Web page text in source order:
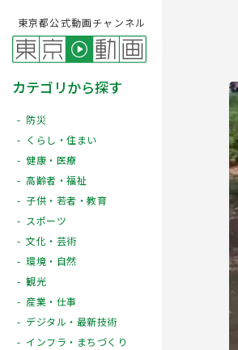
東京都公式動画チャンネル
カテゴリから探す
防災
くらし・住まい
健康・医療
高齢者・福祉
子供・若者・教育
スポーツ
文化・芸術
環境・自然
観光
産業・仕事
デジタル・最新技術
インフラ・まちづくり